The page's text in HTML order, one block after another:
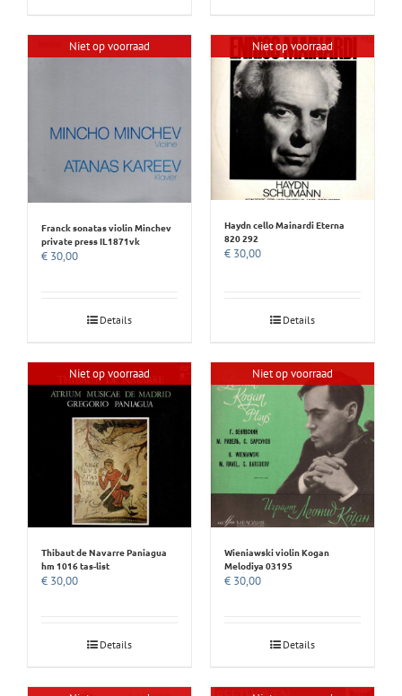
Niet op voorraad
Franck sonatas violin Minchev
private press IL1871vk
€ 30,00
Details
Niet op voorraad
Haydn cello Mainardi Eterna
820 292
€ 30,00
Details
Niet op voorraad
Thibaut de Navarre Paniagua
hm 1016 tas-list
€ 30,00
Details
Niet op voorraad
Wieniawski violin Kogan
Melodiya 03195
€ 30,00
Details